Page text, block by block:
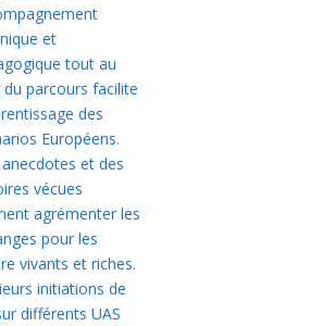
et
tout au
du parcours facilite
des
Européens.
et des
vécues
agrémenter les
pour les
vivants et riches.
initiations de
différents UAS